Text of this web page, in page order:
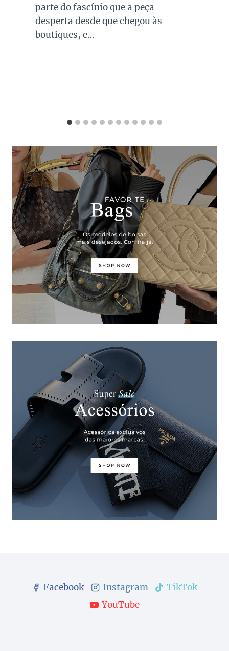
combinações para quase todo look
que usamos, sejam eles para
ocasiões casuais ou mais…
Facebook Instagram
TikTok
YouTube